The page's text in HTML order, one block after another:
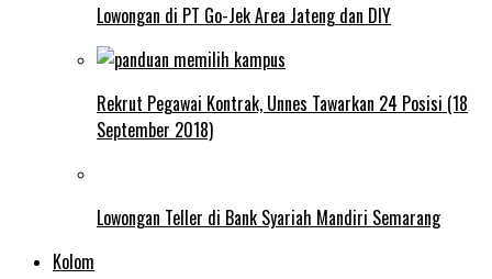
Lowongan di PT Go-Jek Area Jateng dan DIY
Rekrut Pegawai Kontrak, Unnes Tawarkan 24 Posisi (18
September 2018)
Lowongan Teller di Bank Syariah Mandiri Semarang
Kolom